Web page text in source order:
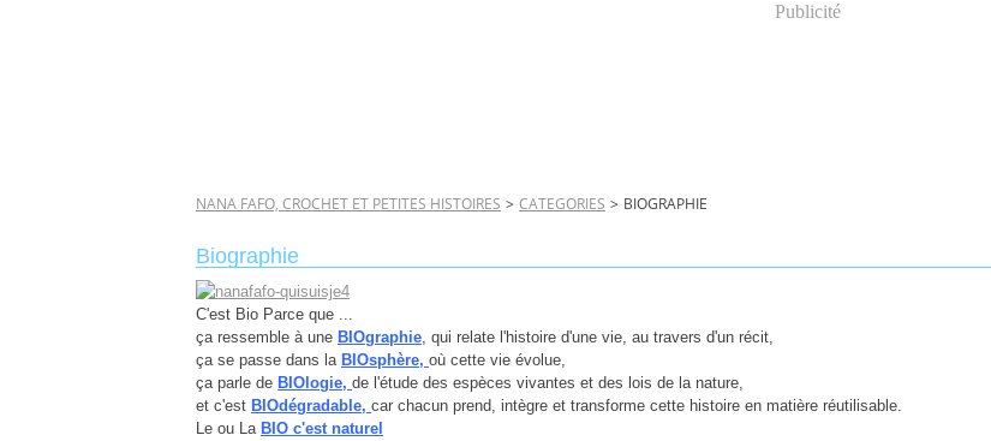
Publicité
NANA FAFO, CROCHET ET PETITES HISTOIRES > CATEGORIES > BIOGRAPHIE
Biographie
C'est Bio Parce que ...
ça ressemble à une BIOgraphie, qui relate l'histoire d'une vie, au travers d'un récit,
ça se passe dans la BIOsphère, où cette vie évolue,
ça parle de BIOlogie, de l'étude des espèces vivantes et des lois de la nature,
et c'est BIOdégradable, car chacun prend, intègre et transforme cette histoire en matière réutilisable.
Le ou La BIO c'est naturel